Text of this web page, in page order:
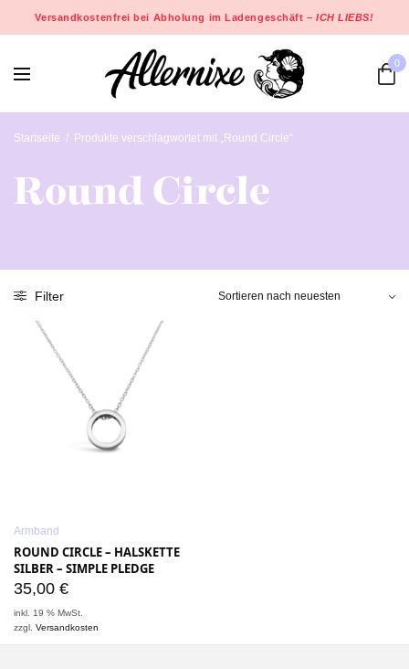
Versandkostenfrei bei Abholung im Ladengeschäft –ICH LIEBS!
0
Startseite / Produkte verschlagwortet mit „Round Circle“
Round Circle
Filter
Armband
ROUND CIRCLE – HALSKETTE
SILBER – SIMPLE PLEDGE
35,00 €
inkl. 19 % MwSt.
zzgl.Versandkosten